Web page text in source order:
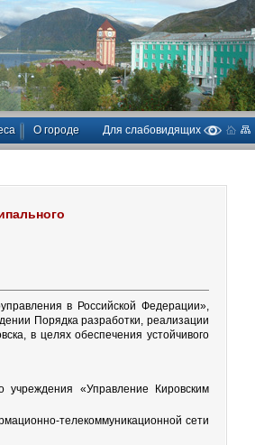
О городе Для слабовидящих
в Российской Федерации»,
Порядка разработки, реализации
в целях обеспечения устойчивого
учреждения «Управление Кировским
телекоммуникационной сети